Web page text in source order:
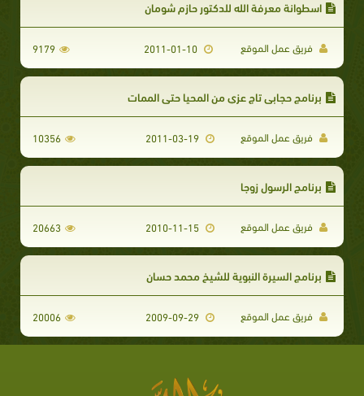
اسطوانة معرفة الله للدكتور حازم شومان
فريق عمل الموقع 9179
برنامج حجابي تاج عزي من المحيا حتى الممات
فريق عمل الموقع 10356
برنامج الرسول زوجا
فريق عمل الموقع 20663
برنامج السيرة النبوية للشيخ محمد حسان
فريق عمل الموقع 20006